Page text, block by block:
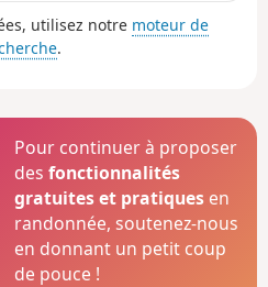
utilisez notre moteur de
.
Pour continuer à proposer
desfonctionnalités
gratuites et pratiques en
randonnée, soutenez-nous
en donnant un petit coup
de pouce !